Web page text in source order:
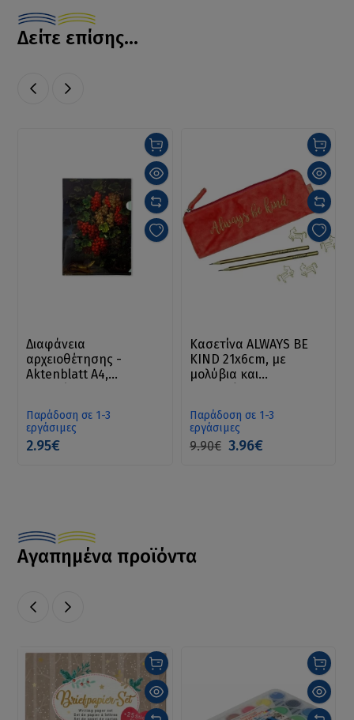
Δείτε επίσης...
Διαφάνεια
αρχειοθέτησης -
Aktenblatt A4,
Παράδοση σε 1-3
εργάσιμες
2.95€
Κασετίνα ALWAYS BE
KIND 21x6cm, με
μολύβια και
Παράδοση σε 1-3
εργάσιμες
9.90€ 3.96€
Αγαπημένα προϊόντα